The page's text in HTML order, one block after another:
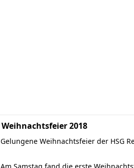
Weihnachtsfeier 2018
Gelungene Weihnachtsfeier der HSG
Am Samstag fand die erste